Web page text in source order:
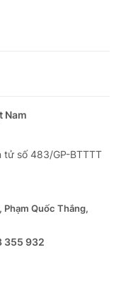
Nam
tử số 483/GP-BTTTT
Quốc Thắng,
355 932